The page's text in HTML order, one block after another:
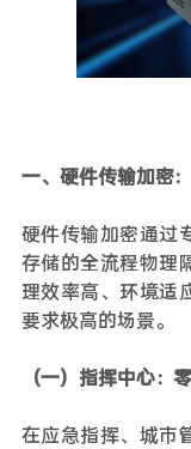
一、硬件传输加密
硬件传输加密通过
存储的全流程物理
理效率高、环境适
要求极高的场景。
（一）指挥中心：
在应急指挥、城市